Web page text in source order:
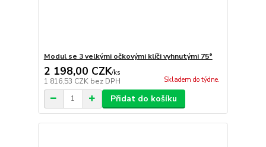
Modul se 3 velkými očkovými klíči vyhnutými 75°
2 198,00 CZK/ks
1 816,53 CZK bez DPH Skladem do týdne.
Přidat do košíku